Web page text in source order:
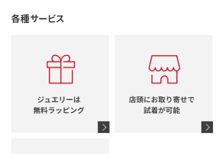
ティファニー
ブルガリ
グッチ
シャネル
コーチ
ブランドアイテムをすべて見る
メンズ時計
時計をすべて見る
グッチ
ルイヴィトン
エルメス
シャネル
十字架
イニシャル
各種サービス